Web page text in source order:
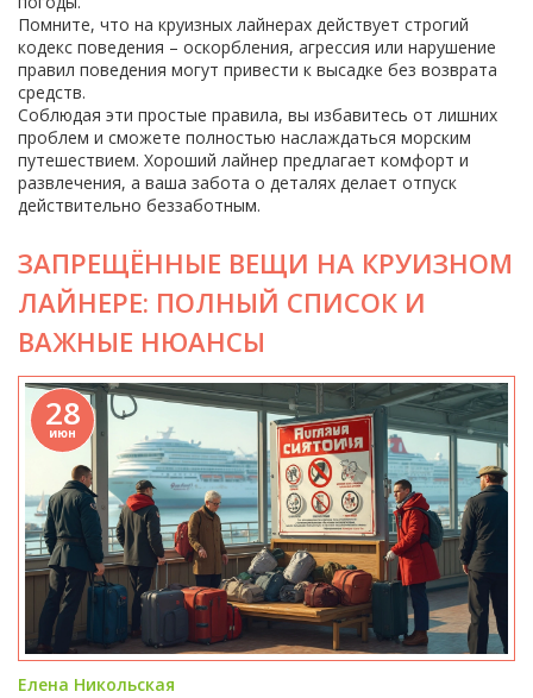
Помните, что на круизных лайнерах действует строгий
кодекс поведения – оскорбления, агрессия или нарушение
правил поведения могут привести к высадке без возврата
средств.
Соблюдая эти простые правила, вы избавитесь от лишних
проблем и сможете полностью наслаждаться морским
путешествием. Хороший лайнер предлагает комфорт и
развлечения, а ваша забота о деталях делает отпуск
действительно беззаботным.
ЗАПРЕЩЁННЫЕ ВЕЩИ НА КРУИЗНОМ
ЛАЙНЕРЕ: ПОЛНЫЙ СПИСОК И
ВАЖНЫЕ НЮАНСЫ
28
июн
Елена Никольская